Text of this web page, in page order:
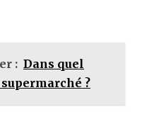
: Dans quel
?